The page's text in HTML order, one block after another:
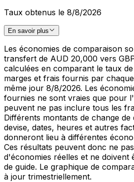
Taux obtenus le 8/8/2026
En savoir plus
Les économies de comparaison
transfert de AUD 20,000 vers
calculées en comparant le taux
marges et frais fournis par
même jour 8/8/2026. Les
fournies ne sont vraies que pour
peuvent ne pas inclure tous les
Différents montants de change de
devise, dates, heures et autres
donneront lieu à différentes
Ces résultats peuvent donc ne
d'économies réelles et ne doivent
de guide. Le graphique de
à jour trimestriellement.